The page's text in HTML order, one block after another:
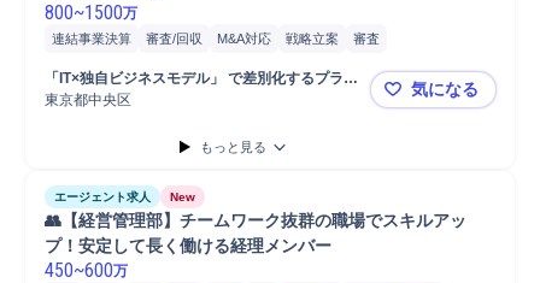
800~1500万
連結事業決算 審査/回収 M&A対応 戦略立案
審査
バリューアップ/モニタリング
政治/政策 財務
モニタリング
審査対応 経理
「IT×独自ビジネスモデル」 で差別化するプライ
ム上場の不動産会社
東京都中央区 経理・経営
気になる
もっと見る
エージェント求人 New
👥【経営管理部】チームワーク抜群の職場でスキルアッ
プ！安定して長く働ける経理メンバー
450~600万